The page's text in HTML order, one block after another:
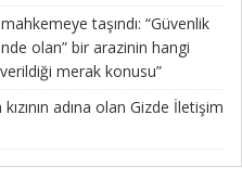
taşındı: “Güvenlik
olan” bir arazinin hangi
merak konusu”
adına olan Gizde İletişim